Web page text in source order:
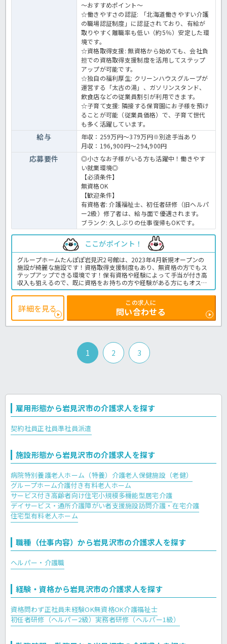
～おすすめポイント～
☆働きやすさの認証: 「北海道働きやすい介護
の職場認証制度」に認証されており、有給が
取りやすく離職率も低い（約5％）安定した環
境です。
☆資格取得支援: 無資格から始めても、会社負
担での資格取得支援制度を活用してステップ
アップが可能です。
☆独自の福利厚生: クリーンハウスグループが
運営する「太古の湯」、ガソリンスタンド、
飲食店などの従業員割引が利用できます。
☆子育て支援: 隣接する保育園にお子様を預け
ることが可能（従業員価格）で、子育て世代
も多く活躍しています。
給与
年収：259万円～379万円※別途手当あり
月収：196,900円～294,900円
応募要件
◎小さなお子様がいる方も活躍中！働きやす
い就業環境◎
【必須条件】
無資格OK
【歓迎条件】
有資格者: 介護福祉士、初任者研修（旧ヘルパ
ー2級）修了者は、給与面で優遇されます。
ブランク: 久しぶりの仕事復帰もOKです。
ここがポイント！
グループホームたんぽぽ岩見沢2号館は、2023年4月新規オープンの
施設が綺麗な施設です！資格取得支援制度もあり、無資格の方でもス
テップアップできる環境です！保有資格や経験によって手当が付き高
収入も狙えるので、既に資格をお持ちの方や経験がある方にもオスス
メ♪有給取得がしやすくプライベートの時間も確保できます！調理業
務もありますが、お味噌汁を作るような簡単な調理ができれば問題あ
りません！ご興味ある方は是非ほっ介護までお問い合わせください！
グループホームでの介護業務全般です。＜介護職 正社員 グルホの
求人＞
詳細を見る
この求人に
問い合わせる
1 2 3
雇用形態から岩見沢市の介護求人を探す
契約社員正社員準社員派遣
施設形態から岩見沢市の介護求人を探す
病院特別養護老人ホーム（特養） 介護老人保健施設（老健）
グループホーム介護付き有料老人ホーム
サービス付き高齢者向け住宅小規模多機能型居宅介護
デイサービス・通所介護障がい者支援施設訪問介護・在宅介護
住宅型有料老人ホーム
職種（仕事内容）から岩見沢市の介護求人を探す
ヘルパー・介護職
経験・資格から岩見沢市の介護求人を探す
資格問わず正社員未経験OK無資格OK介護福祉士
初任者研修（ヘルパー2級） 実務者研修（ヘルパー1級）